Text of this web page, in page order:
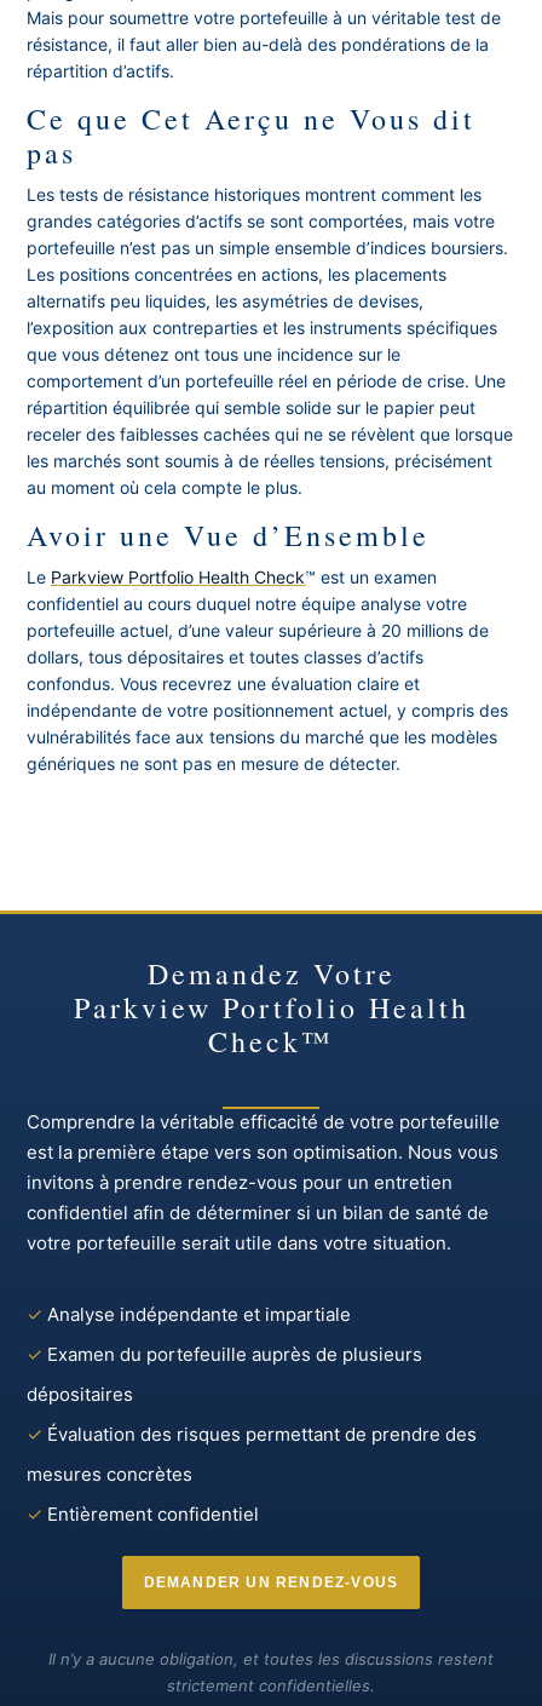
Mais pour soumettre votre portefeuille à un véritable test de
résistance, il faut aller bien au-delà des pondérations de la
répartition d’actifs.
Ce que Cet Aerçu ne Vous dit
pas
Les tests de résistance historiques montrent comment les
grandes catégories d’actifs se sont comportées, mais votre
portefeuille n’est pas un simple ensemble d’indices boursiers.
Les positions concentrées en actions, les placements
alternatifs peu liquides, les asymétries de devises,
l’exposition aux contreparties et les instruments spécifiques
que vous détenez ont tous une incidence sur le
comportement d’un portefeuille réel en période de crise. Une
répartition équilibrée qui semble solide sur le papier peut
receler des faiblesses cachées qui ne se révèlent que lorsque
les marchés sont soumis à de réelles tensions, précisément
au moment où cela compte le plus.
Avoir une Vue d’Ensemble
Le Parkview Portfolio Health Check™ est un examen
confidentiel au cours duquel notre équipe analyse votre
portefeuille actuel, d’une valeur supérieure à 20 millions de
dollars, tous dépositaires et toutes classes d’actifs
confondus. Vous recevrez une évaluation claire et
indépendante de votre positionnement actuel, y compris des
vulnérabilités face aux tensions du marché que les modèles
génériques ne sont pas en mesure de détecter.
Demandez Votre
Parkview Portfolio Health
Check™
Comprendre la véritable efficacité de votre portefeuille
est la première étape vers son optimisation. Nous vous
invitons à prendre rendez-vous pour un entretien
confidentiel afin de déterminer si un bilan de santé de
votre portefeuille serait utile dans votre situation.
✓ Analyse indépendante et impartiale
✓ Examen du portefeuille auprès de plusieurs
dépositaires
✓ Évaluation des risques permettant de prendre des
mesures concrètes
✓ Entièrement confidentiel
DEMANDER UN RENDEZ-VOUS
Il n’y a aucune obligation, et toutes les discussions restent
strictement confidentielles.